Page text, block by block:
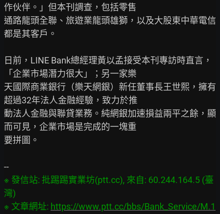
作伙伴。」但本刊調查，包括零售
通路龍頭全聯、旅遊業龍頭雄獅，以及大股東中華電信
都是其客戶。
日前，LINE Bank總經理黃以孟接受本刊專訪時直言，
「企業市場潛力很大」；另一家樂
天國際商業銀行（樂天網銀）新任董事長王世熙，擁有
超過32年法人金融經驗，致力於推
動法人金融與聯貸業務。純網銀加速損益兩平之餘，顯
而可見，企業市場是完成的一塊重
要拼圖。
※ 發信站: 批踢踢實業坊(ptt.cc), 來自: 60.244.164.5 (臺
灣)
※ 文章網址: https://www.ptt.cc/bbs/Bank_Service/M.1